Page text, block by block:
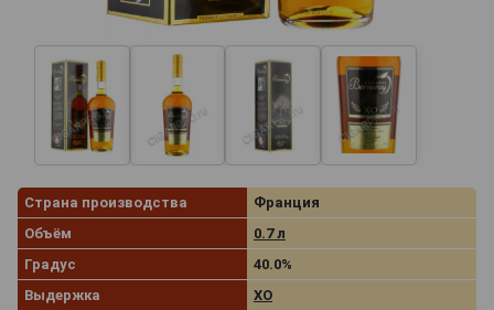
Страна производства
Франция
Объём
0.7 л
Градус
40.0%
Выдержка
XO